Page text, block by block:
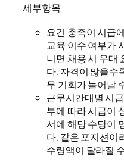
세부항목
요건 충족이 시급
교육 이수 여부가
니면 채용 시 우대
다. 자격이 많을수
무 기회가 늘어날
근무시간대별 시
부에 따라 시급이
서에 해당 수당이
다. 같은 포지션이
수령액이 달라질